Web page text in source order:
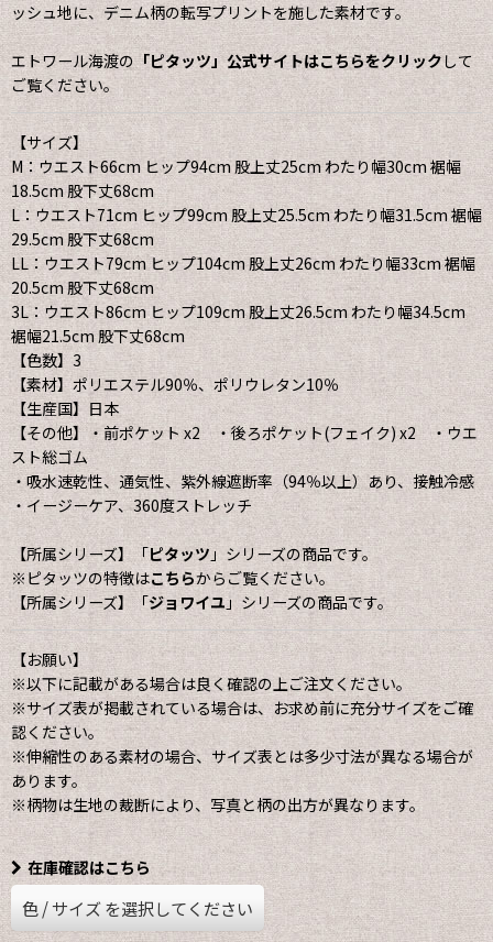
ッシュ地に、デニム柄の転写プリントを施した素材です。
エトワール海渡の 「ピタッツ」公式サイトはこちらをクリックして
ご覧ください。
【サイズ】
M：ウエスト66cm ヒップ94cm 股上丈25cm わたり幅30cm 裾幅
18.5cm 股下丈68cm
L：ウエスト71cm ヒップ99cm 股上丈25.5cm わたり幅31.5cm 裾幅
29.5cm 股下丈68cm
LL：ウエスト79cm ヒップ104cm 股上丈26cm わたり幅33cm 裾幅
20.5cm 股下丈68cm
3L：ウエスト86cm ヒップ109cm 股上丈26.5cm わたり幅34.5cm
裾幅21.5cm 股下丈68cm
【色数】3
【素材】ポリエステル90％、ポリウレタン10％
【生産国】日本
【その他】・前ポケット x2 ・後ろポケット(フェイク) x2 ・ウエ
スト総ゴム
・吸水速乾性、通気性、紫外線遮断率（94％以上）あり、接触冷感
・イージーケア、360度ストレッチ
【所属シリーズ】「ピタッツ」シリーズの商品です。
※ピタッツの特徴はこちらからご覧ください。
【所属シリーズ】「ジョワイユ」シリーズの商品です。
【お願い】
※以下に記載がある場合は良く確認の上ご注文ください。
※サイズ表が掲載されている場合は、お求め前に充分サイズをご確
認ください。
※伸縮性のある素材の場合、サイズ表とは多少寸法が異なる場合が
あります。
※柄物は生地の裁断により、写真と柄の出方が異なります。
在庫確認はこちら
色/サイズを選択してください